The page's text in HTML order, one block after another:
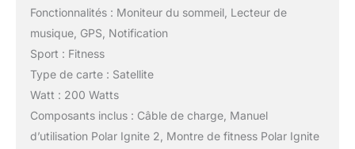
Fonctionnalités : Moniteur du sommeil, Lecteur de
musique, GPS, Notification
Sport : Fitness
Type de carte : Satellite
Watt : 200 Watts
Composants inclus : Câble de charge, Manuel
d’utilisation Polar Ignite 2, Montre de fitness Polar Ignite